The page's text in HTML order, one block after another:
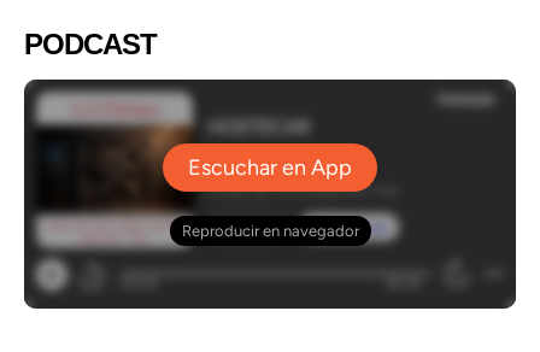
PODCAST